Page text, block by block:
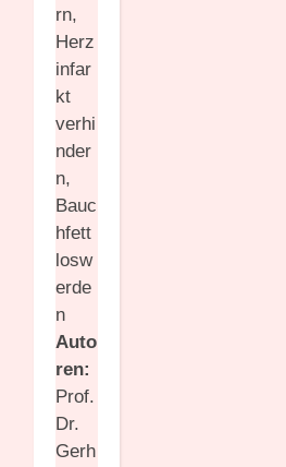
rn,
Herz
infar
kt
verhi
nder
n,
Bauc
hfett
losw
erde
n
Auto
ren:
Prof.
Dr.
Gerh